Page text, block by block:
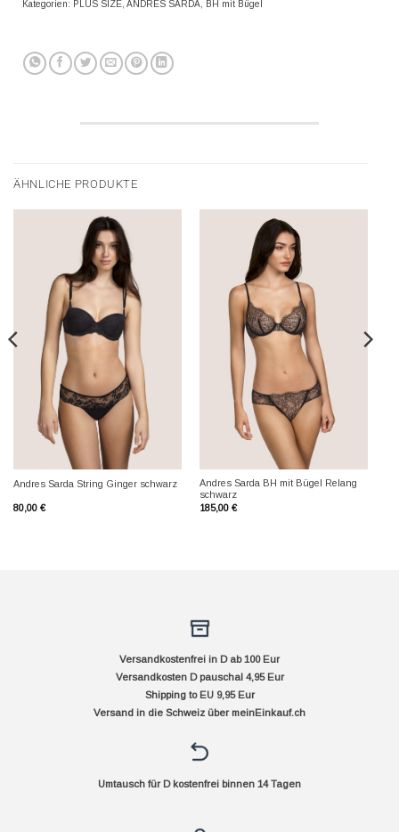
Kategorien: PLUS SIZE ANDRES SARDA BH mit Bügel
ÄHNLICHE PRODUKTE
Andres Sarda String Ginger schwarz
80,00 €
Andres Sarda BH mit Bügel Relang
schwarz
185,00 €
Versandkostenfrei in D ab 100 Eur
Versandkosten D pauschal 4,95 Eur
Shipping to EU 9,95 Eur
Versand in die Schweiz über meinEinkauf.ch
Umtausch für D kostenfrei binnen 14 Tagen